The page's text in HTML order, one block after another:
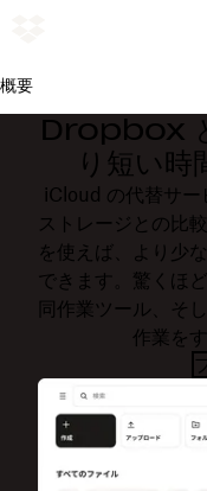
概要
Dropbox
り短い時
iCloud の代替サー
ストレージとの比
を使えば、より少
できます。驚くほ
同作業ツール、そ
作業を